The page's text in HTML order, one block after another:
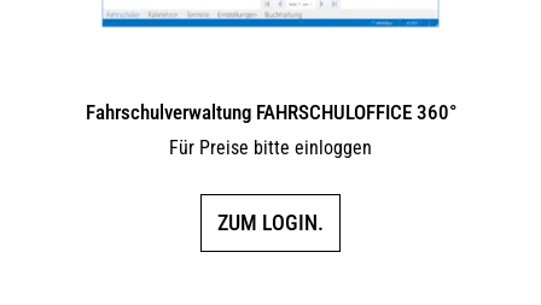
Fahrschulverwaltung FAHRSCHULOFFICE 360°
Für Preise bitte einloggen
ZUM LOGIN.